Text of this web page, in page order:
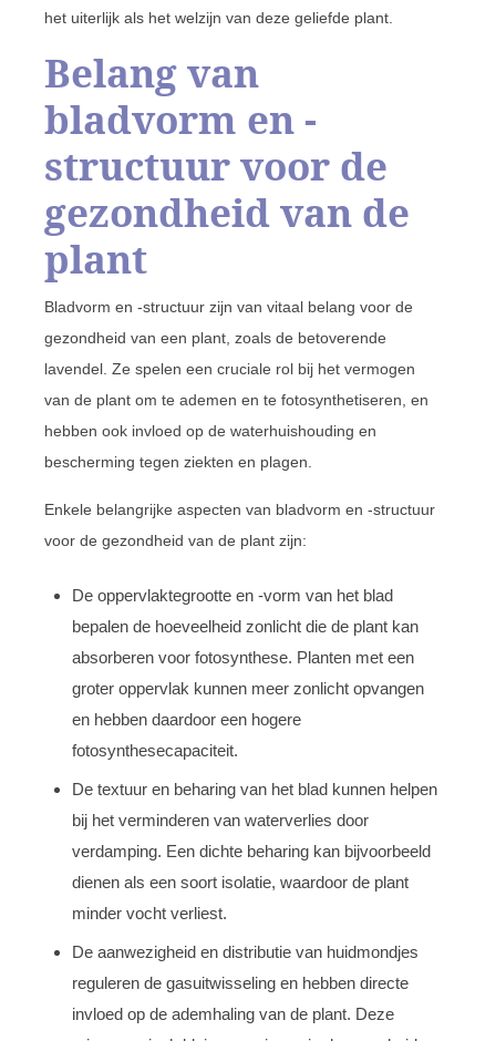
het uiterlijk als het welzijn van deze geliefde plant.
Belang van
bladvorm en -
structuur voor de
gezondheid van de
plant
Bladvorm en -structuur zijn van vitaal belang voor de
gezondheid van een plant, zoals de betoverende
lavendel. Ze spelen een cruciale rol bij het vermogen
van de plant om te ademen en te fotosynthetiseren, en
hebben ook invloed op de waterhuishouding en
bescherming tegen ziekten en plagen.
Enkele belangrijke aspecten van bladvorm en -structuur
voor de gezondheid van de plant zijn:
De oppervlaktegrootte en -vorm van het blad
bepalen de hoeveelheid zonlicht die de plant kan
absorberen voor fotosynthese. Planten met een
groter oppervlak kunnen meer zonlicht opvangen
en hebben daardoor een hogere
fotosynthesecapaciteit.
De textuur en beharing van het blad kunnen helpen
bij het verminderen van waterverlies door
verdamping. Een dichte beharing kan bijvoorbeeld
dienen als een soort isolatie, waardoor de plant
minder vocht verliest.
De aanwezigheid en distributie van huidmondjes
reguleren de gasuitwisseling en hebben directe
invloed op de ademhaling van de plant. Deze